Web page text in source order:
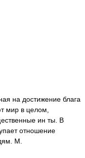
на достижение блага
мир в целом,
ин ты. В
отношение
М.